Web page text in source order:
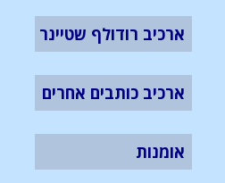
ארכיב רודולף שטיינר
ארכיב כותבים אחרים
אומנות